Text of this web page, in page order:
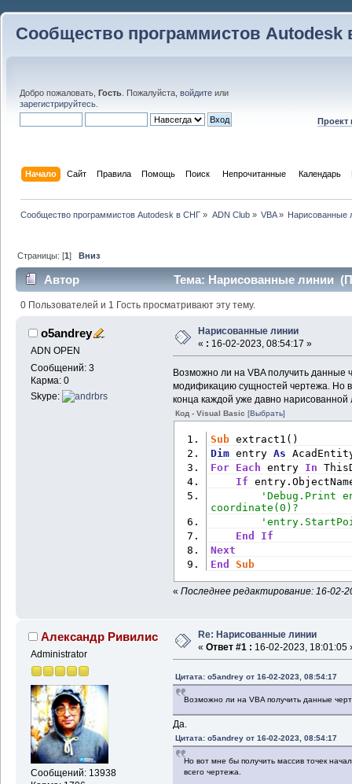
Сообщество программистов Autodesk
Добро пожаловать, Гость . Пожалуйста, войдите или
зарегистрируйтесь
Проект
Начало Сайт Правила Помощь Поиск Непрочитанные Календарь
Сообщество программистов Autodesk в СНГ » ADN Club» VBA» Нарисованные
Страницы: [1]Вниз
Автор Тема: Нарисованные линии
0 Пользователей и 1 Гость просматривают эту тему.
o5andrey
ADN OPEN
Сообщений: 3
Карма: 0
Skype:
Нарисованные линии
« : 16-02-2023, 08:54:17 »
Возможно ли на VBA получить данные
модификацию сущностей чертежа. Но
конца каждой уже давно нарисованной
Код - Visual Basic [Выбрать]
Sub extract1()
Dim entry As
For Each entry In
If
'Debug.Print
coordinate(0)?
End
If
Next
End
Sub
« Последнее редактирование: 16-02-
Александр Ривилис
Administrator
Сообщений: 13938
Re: Нарисованные линии
« Ответ #1 : 16-02-2023, 18:01:05
Цитата: o5andrey от 16-02-2023, 08:54:17
Возможно ли на VBA получить данные
Да.
Цитата: o5andrey от 16-02-2023, 08:54:17
Но вот мне бы получить массив точек
всего чертежа.